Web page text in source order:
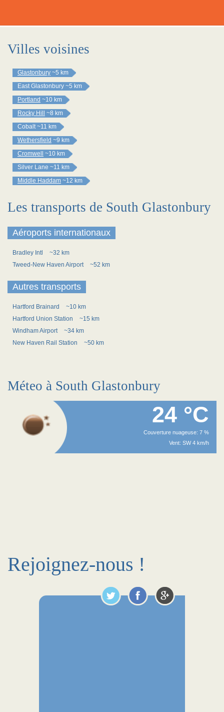
Villes voisines
Glastonbury ~5 km
East Glastonbury ~5 km
Portland ~10 km
Rocky Hill
~8 km
Cobalt ~11 km
Wethersfield ~9 km
Cromwell
~10 km
Silver Lane ~11 km
Middle Haddam ~12 km
Les transports de South Glastonbury
Aéroports internationaux
Bradley Intl
~32 km
Tweed-New Haven Airport
~52 km
Autres transports
Hartford Brainard
~10 km
Hartford Union Station
~15 km
Windham Airport
~34 km
New Haven Rail Station
~50 km
Méteo à South Glastonbury
24 °C
Couverture nuageuse: 7 %
Vent: SW 4 km/h
Rejoignez-nous !